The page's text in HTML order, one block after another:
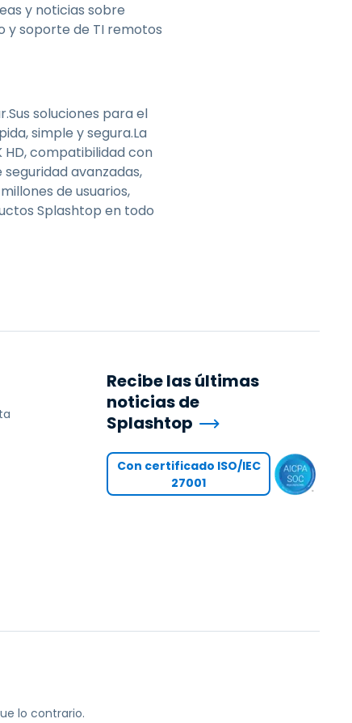
y noticias sobre
y soporte de TI remotos
soluciones para el
simple y segura.La
compatibilidad con
avanzadas,
de usuarios,
Splashtop en todo
Recibe las últimas
noticias de
Splashtop
Con certificado ISO/IEC
27001
lo contrario.